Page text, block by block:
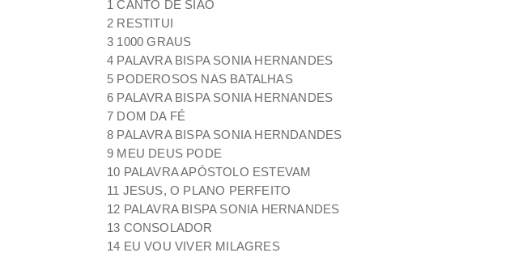
1 CANTO DE SIÃO
2 RESTITUI
3 1000 GRAUS
4 PALAVRA BISPA SONIA HERNANDES
5 PODEROSOS NAS BATALHAS
6 PALAVRA BISPA SONIA HERNANDES
7 DOM DA FÉ
8 PALAVRA BISPA SONIA HERNDANDES
9 MEU DEUS PODE
10 PALAVRA APÓSTOLO ESTEVAM
11 JESUS, O PLANO PERFEITO
12 PALAVRA BISPA SONIA HERNANDES
13 CONSOLADOR
14 EU VOU VIVER MILAGRES